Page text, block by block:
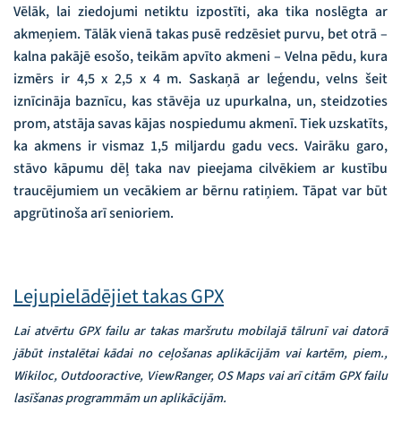
Vēlāk, lai ziedojumi netiktu izpostīti, aka tika noslēgta ar
akmeņiem. Tālāk vienā takas pusē redzēsiet purvu, bet otrā –
kalna pakājē esošo, teikām apvīto akmeni – Velna pēdu, kura
izmērs ir 4,5 x 2,5 x 4 m. Saskaņā ar leģendu, velns šeit
iznīcināja baznīcu, kas stāvēja uz upurkalna, un, steidzoties
prom, atstāja savas kājas nospiedumu akmenī. Tiek uzskatīts,
ka akmens ir vismaz 1,5 miljardu gadu vecs. Vairāku garo,
stāvo kāpumu dēļ taka nav pieejama cilvēkiem ar kustību
traucējumiem un vecākiem ar bērnu ratiņiem. Tāpat var būt
apgrūtinoša arī senioriem.
Lejupielādējiet takas GPX
Lai atvērtu GPX failu ar takas maršrutu mobilajā tālrunī vai datorā
jābūt instalētai kādai no ceļošanas aplikācijām vai kartēm, piem.,
Wikiloc, Outdooractive, ViewRanger, OS Maps vai arī citām GPX failu
lasīšanas programmām un aplikācijām.